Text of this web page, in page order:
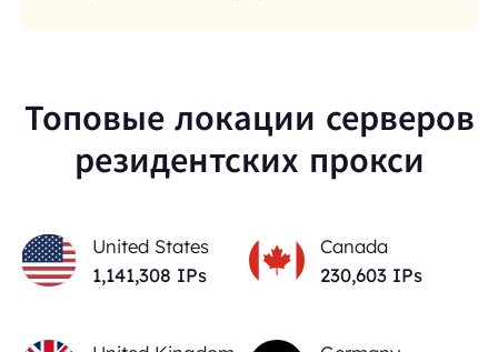
Топовые локации серверов
резидентских прокси
United States
1,141,308 IPs
Canada
230,603 IPs